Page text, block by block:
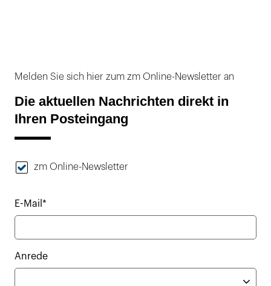
Melden Sie sich hier zum zm Online-Newsletter an
Die aktuellen Nachrichten direkt in
Ihren Posteingang
zm Online-Newsletter
E-Mail*
Anrede